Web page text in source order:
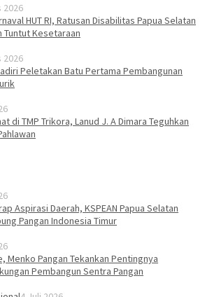
2026
HUT RI, Ratusan Disabilitas Papua Selatan
Tuntut Kesetaraan
2026
Peletakan Batu Pertama Pembangunan
di TMP Trikora, Lanud J. A Dimara Teguhkan
Aspirasi Daerah, KSPEAN Papua Selatan
Pangan Indonesia Timur
Menko Pangan Tekankan Pentingnya
Pembangun Sentra Pangan